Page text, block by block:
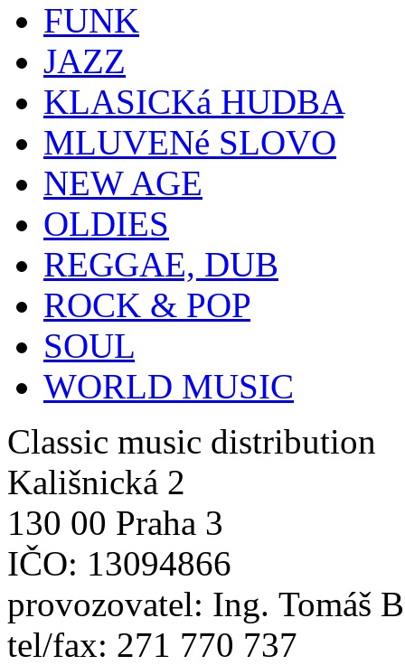
FUNK
JAZZ
KLASICKá HUDBA
MLUVENé SLOVO
NEW AGE
OLDIES
REGGAE, DUB
ROCK & POP
SOUL
WORLD MUSIC
Classic music distribution
Kališnická 2
130 00 Praha 3
IČO: 13094866
provozovatel: Ing. Tomáš
tel/fax: 271 770 737